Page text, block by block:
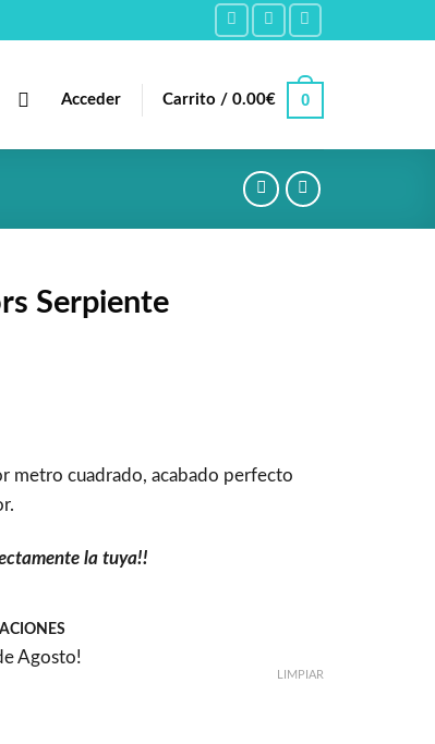
Acceder Carrito /0.00€ 0
Serpiente
metro cuadrado, acabado perfecto
la tuya!!
Agosto!
LIMPIAR